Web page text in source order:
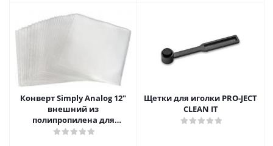
Конверт Simply Analog 12"
внешний из
полипропилена для
пластинок (25шт)
Щетки для иголки PRO-JECT
CLEAN IT